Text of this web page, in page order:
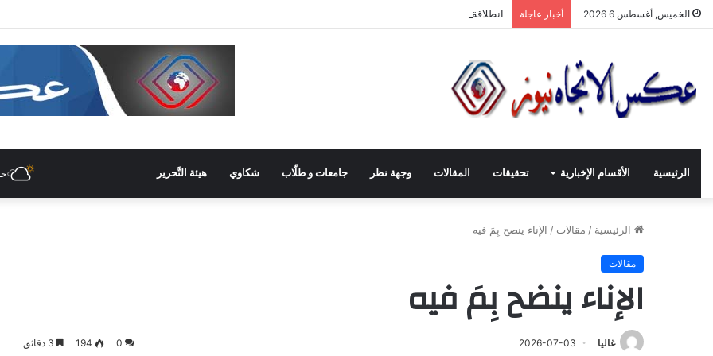
الخميس, أغسطس 6 2026 أخبار عاجلة انطلاقة لجنة الصّناعيّين الشّباب في غرفة صناعة دمشق وريفها لدعم المشاركة الشّبابيّة في الصّناعة
الرئيسية الأقسام الإخبارية تحقيقات المقالات وجهة نظر جامعات و طلّاب شكاوي هيئة التَّحرير
الرئيسية / مقالات / الإناء ينضح بِمَ فيه
مقالات
الإناء ينضح بِمَ فيه
غاليا 2026-07-03
0
194